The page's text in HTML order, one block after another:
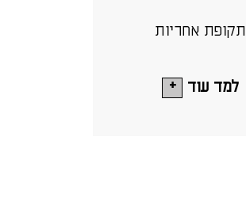
תקופת אחריות
למד עוד